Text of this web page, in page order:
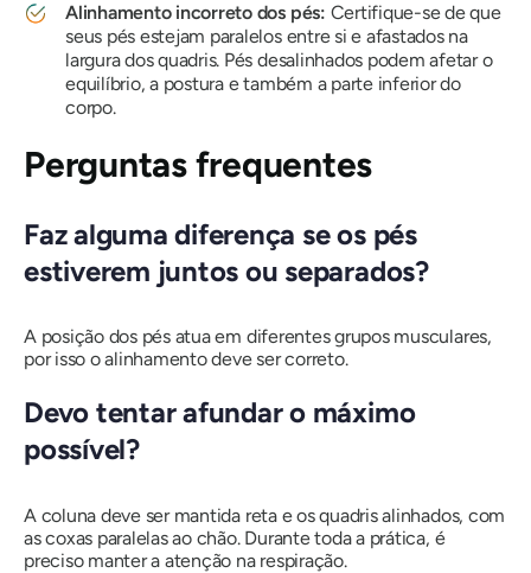
Alinhamento incorreto dos pés: Certifique-se de que
seus pés estejam paralelos entre si e afastados na
largura dos quadris. Pés desalinhados podem afetar o
equilíbrio, a postura e também a parte inferior do
corpo.
Perguntas frequentes
Faz alguma diferença se os pés
estiverem juntos ou separados?
A posição dos pés atua em diferentes grupos musculares,
por isso o alinhamento deve ser correto.
Devo tentar afundar o máximo
possível?
A coluna deve ser mantida reta e os quadris alinhados, com
as coxas paralelas ao chão. Durante toda a prática, é
preciso manter a atenção na respiração.